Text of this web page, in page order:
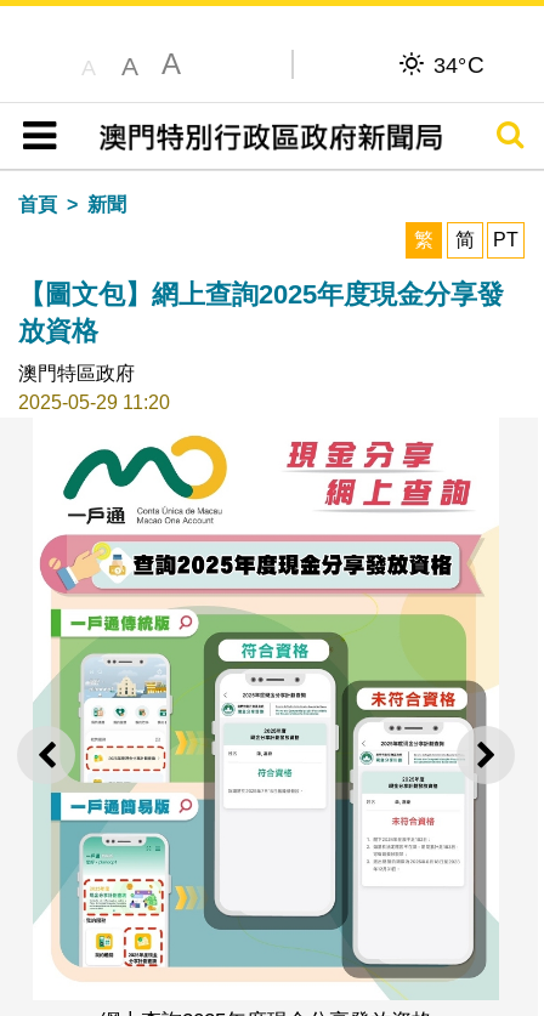
A A A 34°C
目錄
搜尋
首頁
新聞
繁
简 PT
【圖文包】網上查詢2025年度現金分享發
放資格
澳門特區政府
2025-05-29 11:20
上一則 下一